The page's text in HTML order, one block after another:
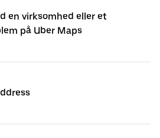
en virksomhed eller et
på Uber Maps